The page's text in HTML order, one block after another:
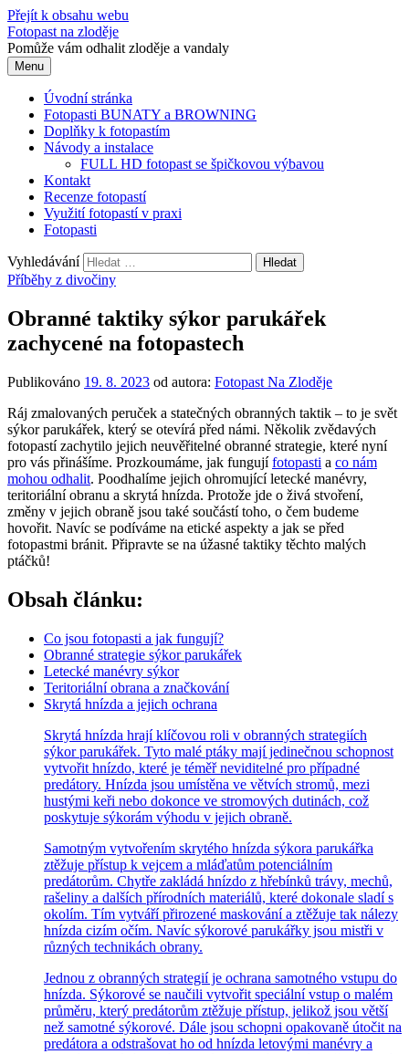
Přejít k obsahu webu
Fotopast na zloděje
Pomůže vám odhalit zloděje a vandaly
Menu
Úvodní stránka
Fotopasti BUNATY a BROWNING
Doplňky k fotopastím
Návody a instalace
FULL HD fotopast se špičkovou výbavou
Kontakt
Recenze fotopastí
Využití fotopastí v praxi
Fotopasti
Vyhledávání
Příběhy z divočiny
Obranné taktiky sýkor parukářek
zachycené na fotopastech
Publikováno 19. 8. 2023 od autora: Fotopast Na Zloděje
Ráj zmalovaných peruček a statečných obranných taktik – to je svět
sýkor parukářek, který se otevírá před námi. Několik zvědavých
fotopastí zachytilo jejich neuvěřitelné obranné strategie, které nyní
pro vás přinášíme. Prozkoumáme, jak fungujífotopasti a co nám
mohou odhalit. Poodhalíme jejich ohromující letecké manévry,
teritoriální obranu a skrytá hnízda. Protože jde o živá stvoření,
změny v jejich obraně jsou také součástí toho, o čem budeme
hovořit. Navíc se podíváme na etické aspekty a jak se před
fotopastmi bránit. Připravte se na úžasné taktiky těchto malých
ptáčků!
Obsah článku:
Co jsou fotopasti a jak fungují?
Obranné strategie sýkor parukářek
Letecké manévry sýkor
Teritoriální obrana a značkování
Skrytá hnízda a jejich ochrana
Skrytá hnízda hrají klíčovou roli v obranných strategiích
sýkor parukářek. Tyto malé ptáky mají jedinečnou schopnost
vytvořit hnízdo, které je téměř neviditelné pro případné
predátory. Hnízda jsou umístěna ve větvích stromů, mezi
hustými keři nebo dokonce ve stromových dutinách, což
poskytuje sýkorám výhodu v jejich obraně.
Samotným vytvořením skrytého hnízda sýkora parukářka
ztěžuje přístup k vejcem a mláďatům potenciálním
predátorům. Chytře zakládá hnízdo z hřebínků trávy, mechů,
rašeliny a dalších přírodních materiálů, které dokonale sladí s
okolím. Tím vytváří přirozené maskování a ztěžuje tak nálezy
hnízda cizím očím. Navíc sýkorové parukářky jsou mistři v
různých technikách obrany.
Jednou z obranných strategií je ochrana samotného vstupu do
hnízda. Sýkorové se naučili vytvořit speciální vstup o malém
průměru, který predátorům ztěžuje přístup, jelikož jsou větší
než samotné sýkorové. Dále jsou schopni opakovaně útočit na
predátora a odstrašovat ho od hnízda letovými manévry a